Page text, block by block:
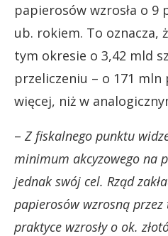
papierosów wzrosła o 9
ub. rokiem. To oznacza,
tym okresie o 3,42 mld
przeliczeniu – o 171
więcej, niż w
– Z fiskalnego punktu
minimum akcyzowego na
jednak swój cel. Rząd
papierosów wzrosną
praktyce wzrosły o ok.